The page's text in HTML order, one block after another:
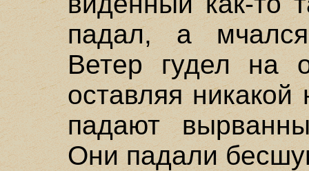
падал, а
Ветер гудел на
оставляя
падают
Они падали